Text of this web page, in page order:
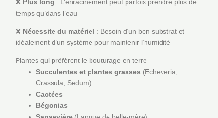
❌ Plus long : L’enracinement peut parfois prendre plus de
temps qu’dans l’eau
❌ Nécessite du matériel : Besoin d’un bon substrat et
idéalement d’un système pour maintenir l’humidité
Plantes qui préfèrent le bouturage en terre
Succulentes et plantes grasses (Echeveria,
Crassula, Sedum)
Cactées
Bégonias